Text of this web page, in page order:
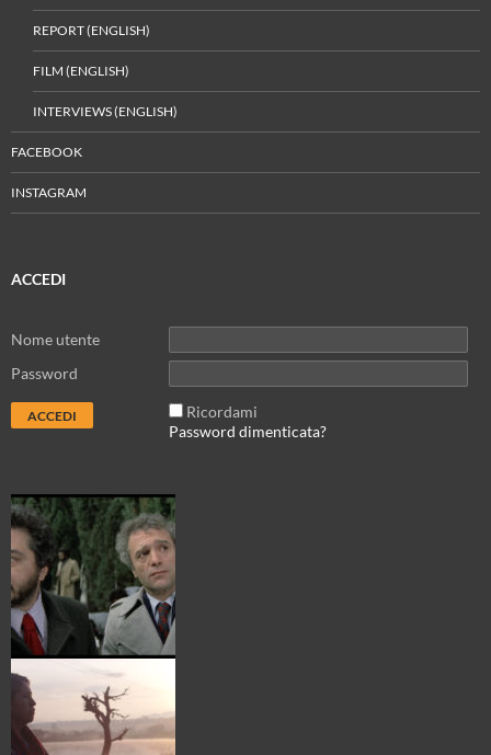
REPORT (ENGLISH)
FILM (ENGLISH)
INTERVIEWS (ENGLISH)
FACEBOOK
INSTAGRAM
ACCEDI
Nome utente
Password
Ricordami
Password dimenticata?